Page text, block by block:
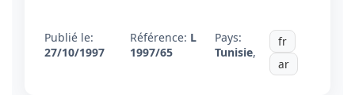
Publié le:
27/10/1997
Référence: L
1997/65
Pays:
Tunisie,
fr
ar